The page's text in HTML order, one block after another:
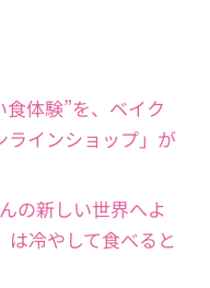
体験”を、ベイク
ラインショップ」が
の新しい世界へよ
は冷やして食べると